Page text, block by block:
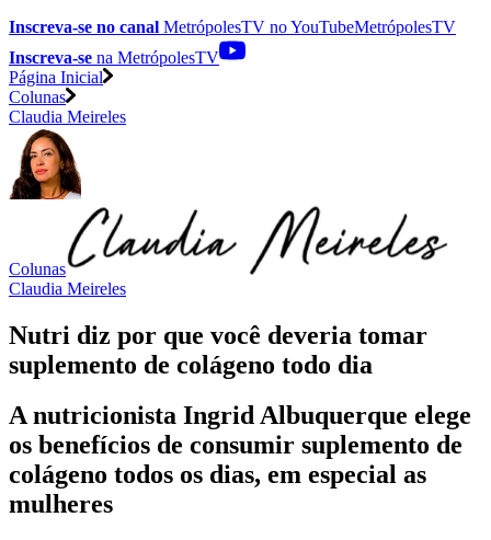
Inscreva-se no canal MetrópolesTV noYouTubeMetrópolesTV
Inscreva-se na MetrópolesTV
Página Inicial
Colunas
Claudia Meireles
Colunas
Claudia Meireles
Nutri diz por que você deveria tomar
suplemento de colágeno todo dia
A nutricionista Ingrid Albuquerque elege
os benefícios de consumir suplemento de
colágeno todos os dias, em especial as
mulheres